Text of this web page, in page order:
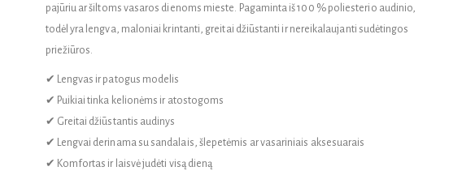
pajūriu ar šiltoms vasaros dienoms mieste. Pagaminta iš 100 % poliesterio audinio,
todėl yra lengva, maloniai krintanti, greitai džiūstanti ir nereikalaujanti sudėtingos
priežiūros.
✔ Lengvas ir patogus modelis
✔ Puikiai tinka kelionėms ir atostogoms
✔ Greitai džiūstantis audinys
✔ Lengvai derinama su sandalais, šlepetėmis ar vasariniais aksesuarais
✔ Komfortas ir laisvė judėti visą dieną